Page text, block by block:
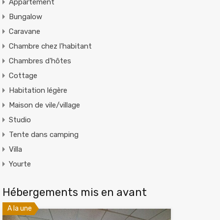
Appartement
Bungalow
Caravane
Chambre chez l'habitant
Chambres d'hôtes
Cottage
Habitation légère
Maison de vile/village
Studio
Tente dans camping
Villa
Yourte
Hébergements mis en avant
A la une